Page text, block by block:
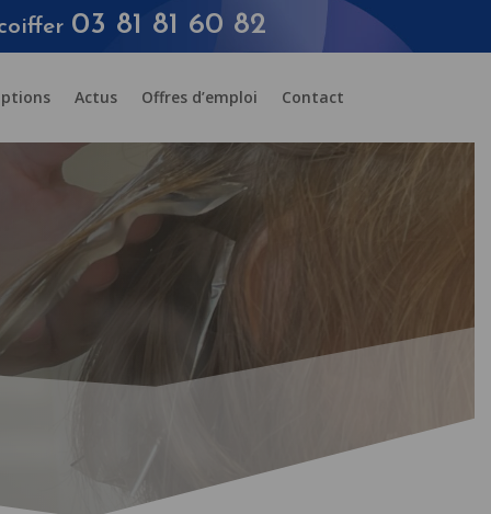
03 81 81 60 82
Actus Offres d’emploi Contact